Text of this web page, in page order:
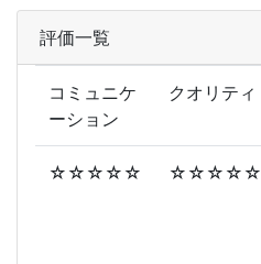
評価一覧
コミュニケ
ーション
クオリティ
☆☆☆☆☆ ☆☆☆☆☆